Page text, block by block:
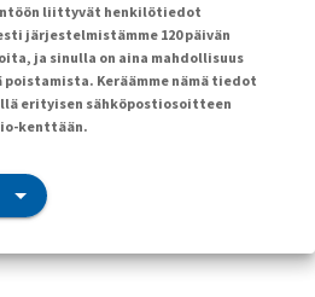
liittyvät henkilötiedot
järjestelmistämme 120 päivän
ja sinulla on aina mahdollisuus
Keräämme nämä tiedot
erityisen sähköpostiosoitteen
kenttään.